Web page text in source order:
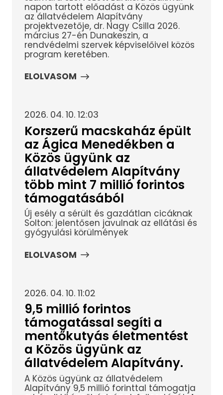
napon tartott előadást a Közös ügyünk
az állatvédelem Alapítvány
projektvezetője, dr. Nagy Csilla 2026.
március 27-én Dunakeszin, a
rendvédelmi szervek képviselőivel közös
program keretében.
ELOLVASOM
2026. 04. 10. 12:03
Korszerű macskaház épült
az Ágica Menedékben a
Közös ügyünk az
állatvédelem Alapítvány
több mint 7 millió forintos
támogatásából
Új esély a sérült és gazdátlan cicáknak
Solton: jelentősen javulnak az ellátási és
gyógyulási körülmények
ELOLVASOM
2026. 04. 10. 11:02
9,5 millió forintos
támogatással segíti a
mentőkutyás életmentést
a Közös ügyünk az
állatvédelem Alapítvány.
A Közös ügyünk az állatvédelem
Alapítvány 9,5 millió forinttal támogatja